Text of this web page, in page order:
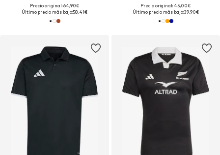
Precio original: 64,90€
Último precio más bajo:58,41€
Precio original: 45,00€
Último precio más bajo:39,90€